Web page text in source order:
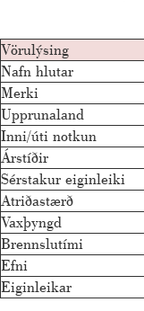
Vörulýsing
Nafn hlutar
Merki
Upprunaland
Inni/úti notkun
Árstíðir
Sérstakur eiginleiki
Atriðastærð
Vaxþyngd
Brennslutími
Efni
Eiginleikar